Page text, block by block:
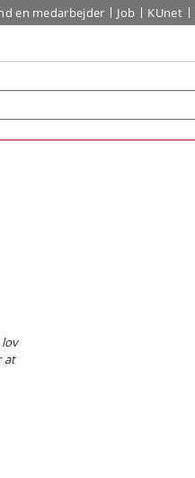
en medarbejder Job KUnet
at